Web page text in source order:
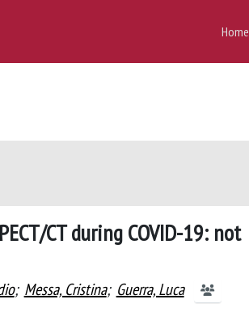
Home
CT during COVID-19: not
; Messa, Cristina; Guerra, Luca